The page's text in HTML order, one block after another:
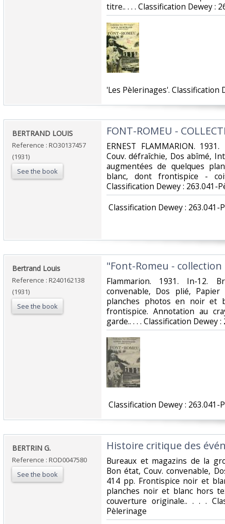
titre.. . . . Classification Dewey :
‎'Les Pèlerinages'. Classification
‎BERTRAND LOUIS‎
Reference : RO30137457
(1931)
See the book
‎FONT-ROMEU -
‎ERNEST FLAMMARION.
Couv. défraîchie, Dos abîmé,
augmentées de quelques
blanc, dont frontispice -
Classification Dewey : 263.041-
Classification Dewey : 263.041-
‎Bertrand Louis‎
Reference : R240162138
(1931)
See the book
‎"Font-Romeu -
‎Flammarion. 1931. In-12.
convenable, Dos plié,
planches photos en noir et
frontispice. Annotation au
garde.. . . . Classification Dewey
Classification Dewey : 263.041-
‎BERTRIN G.‎
Reference : ROD0047580
See the book
‎Histoire critique des
‎Bureaux et magazins de la
Bon état, Couv. convenable,
414 pp. Frontispice noir et
planches noir et blanc hors
couverture originale.. . . .
Pèlerinage‎